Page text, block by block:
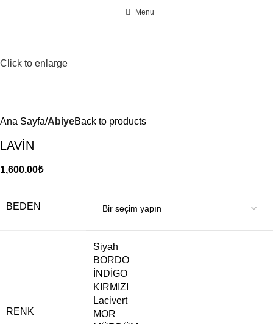
Menu
Click to enlarge
Ana Sayfa AbiyeBack to products
LAVİN
1,600.00₺
BEDEN
RENK
Siyah
BORDO
İNDİGO
KIRMIZI
Lacivert
MOR